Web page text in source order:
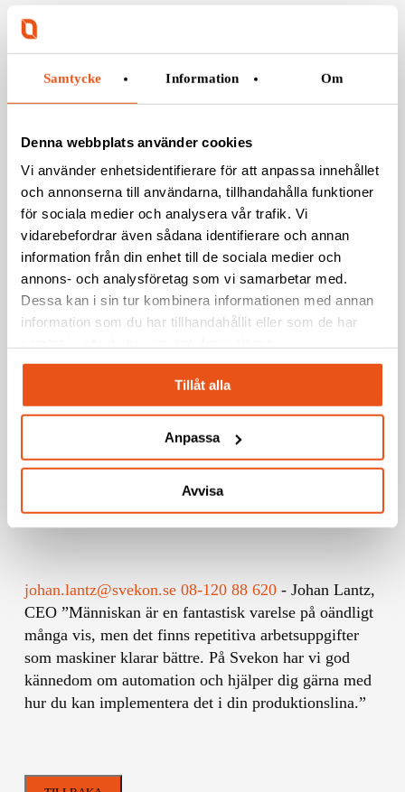
Samtycke Information Om
Denna webbplats använder cookies
Vi använder enhetsidentifierare för att anpassa innehållet
och annonserna till användarna, tillhandahålla funktioner
för sociala medier och analysera vår trafik. Vi
vidarebefordrar även sådana identifierare och annan
information från din enhet till de sociala medier och
annons- och analysföretag som vi samarbetar med.
Dessa kan i sin tur kombinera informationen med annan
information som du har tillhandahållit eller som de har
Tillåt alla
Anpassa
Avvisa
johan.lantz@svekon.se 08-120 88 620 - Johan Lantz,
CEO ”Människan är en fantastisk varelse på oändligt
många vis, men det finns repetitiva arbetsuppgifter
som maskiner klarar bättre. På Svekon har vi god
kännedom om automation och hjälper dig gärna med
hur du kan implementera det i din produktionslina.”